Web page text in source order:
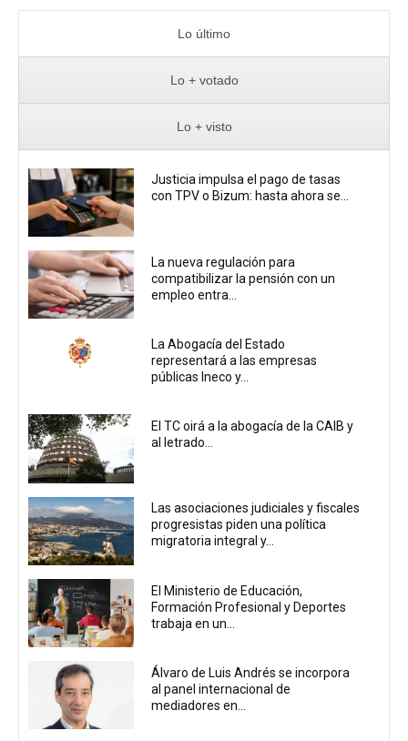
Lo último
Lo + votado
Lo + visto
Justicia impulsa el pago de tasas
con TPV o Bizum: hasta ahora se...
La nueva regulación para
compatibilizar la pensión con un
empleo entra...
La Abogacía del Estado
representará a las empresas
públicas Ineco y...
El TC oirá a la abogacía de la CAIB y
al letrado...
Las asociaciones judiciales y fiscales
progresistas piden una política
migratoria integral y...
El Ministerio de Educación,
Formación Profesional y Deportes
trabaja en un...
Álvaro de Luis Andrés se incorpora
al panel internacional de
mediadores en...